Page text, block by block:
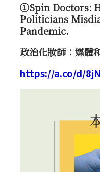
①Spin Doctors:
Politicians
Pandemic.
政治化妝師：媒體
https://a.co/d/